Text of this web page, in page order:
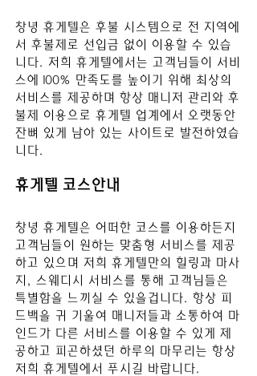
창녕 휴게텔은 후불 시스템으로 전 지역에
서 후불제로 선입금 없이 이용할 수 있습
니다. 저희 휴게텔에서는 고객님들이 서비
스에 100% 만족도를 높이기 위해 최상의
서비스를 제공하며 항상 매니저 관리와 후
불제 이용으로 휴게텔 업계에서 오랫동안
잔뼈 있게 남아 있는 사이트로 발전하였습
니다.
휴게텔 코스안내
창녕 휴게텔은 어떠한 코스를 이용하든지
고객님들이 원하는 맞춤형 서비스를 제공
하고 있으며 저희 휴게텔만의 힐링과 마사
지, 스웨디시 서비스를 통해 고객님들은
특별함을 느끼실 수 있을겁니다. 항상 피
드백을 귀 기울여 매니저들과 소통하여 마
인드가 다른 서비스를 이용할 수 있게 제
공하고 피곤하셨던 하루의 마무리는 항상
저희 휴게텔에서 푸시길 바랍니다.